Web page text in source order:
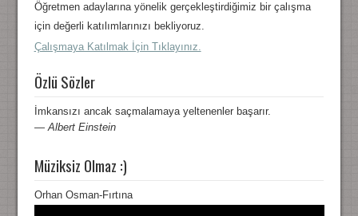
Öğretmen adaylarına yönelik gerçekleştirdiğimiz bir çalışma
için değerli katılımlarınızı bekliyoruz.
Çalışmaya Katılmak İçin Tıklayınız.
Özlü Sözler
İmkansızı ancak saçmalamaya yeltenenler başarır.
—Albert Einstein
Müziksiz Olmaz :)
Orhan Osman-Fırtına